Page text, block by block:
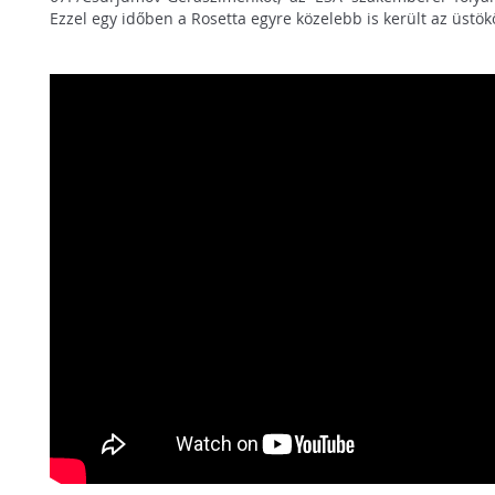
Ezzel egy időben a Rosetta egyre közelebb is került az